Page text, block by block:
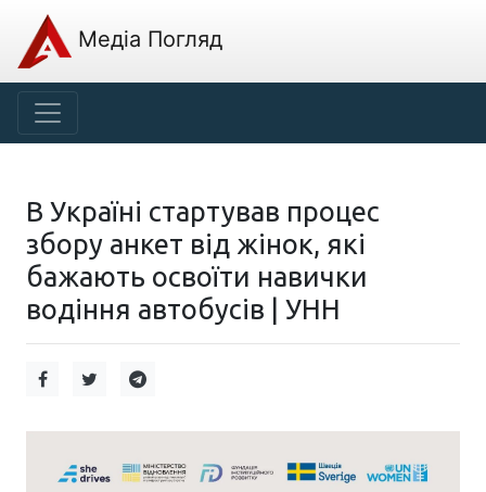
Медіа Погляд
В Україні стартував процес
збору анкет від жінок, які
бажають освоїти навички
водіння автобусів | УНН